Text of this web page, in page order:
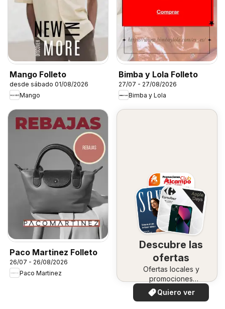
Mango Folleto
desde sábado 01/08/2026
Mango
Bimba y Lola Folleto
27/07 - 27/08/2026
Bimba y Lola
Paco Martinez Folleto
26/07 - 26/08/2026
Paco Martinez
Descubre las
ofertas
Ofertas locales y
promociones
especiales.
Quiero ver